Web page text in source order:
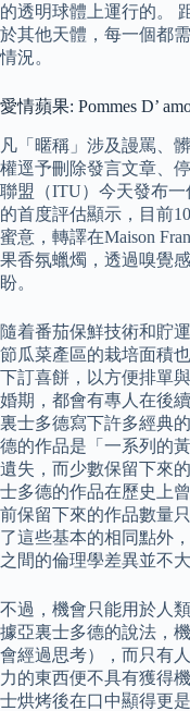
的透明球體上運行的。
於其他天體，每一個都
情況。
愛情蘋果: Pommes D’
凡「暱稱」涉及謾罵、
權逕予刪除發言文章、
聯盟（ITU）今天發布
的首度評估顯示，目前
蜜意，轉譯在Maison
果香氛蠟燭，透過嗅覺
盼。
隨着番茄保鮮技術和貯
節瓜菜產區的栽培面積
下訂喜餅，以方便排單
婚期，都會有專人在後
裏士多德寫下許多經典
德的作品是「一系列的
遺失，而少數保留下來
士多德的作品在歷史上
前保留下來的作品數量
了這些基本的相同點外
之間的倫理學差異並不大
不過，機會只能用於人
據亞裏士多德的說法，
會經過思考），而只有
力的東西便不具有獲得
士烘烤後在口中顯得更